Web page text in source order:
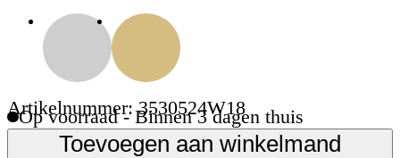
Artikelnummer: 3530524W18
Op voorraad - Binnen 3 dagen thuis
Toevoegen aan winkelmand